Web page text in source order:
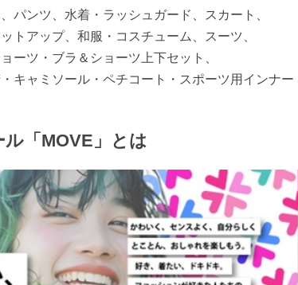
パンツ、水着・ラッシュガード、スカート、
トアップ、和服・コスチューム、スーツ、
ーツ・ブラ＆ショーツ上下セット、
キャミソール・ペチコート・スポーツ用インナー
「MOVE」とは